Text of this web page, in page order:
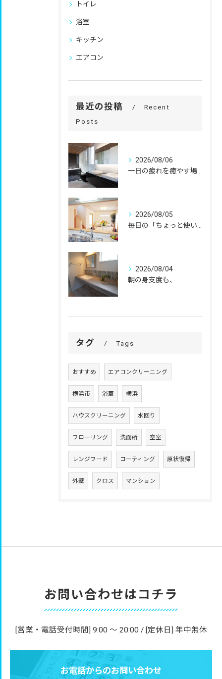
トイレ
浴室
キッチン
エアコン
最近の投稿
Recent
Posts
2026/08/06
2026/08/05
2026/08/04
朝の身支度も、
タグ Tags
おすすめ エアコンクリーニング
横浜市 浴室 横浜
ハウスクリーニング 水回り
フローリング 洗面所 空室
レンジフード コーティング 原状復帰
外壁 クロス マンション
お問い合わせはコチラ
[営業・電話受付時間] 9:00 〜 20:00 / [定休日] 年中無休
お電話からのお問い合わせ